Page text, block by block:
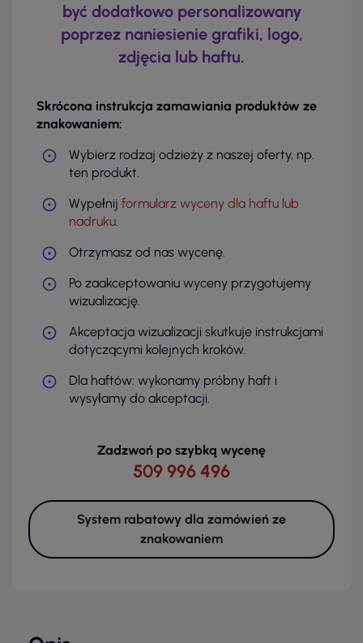
być dodatkowo personalizowany
poprzez naniesienie grafiki, logo,
zdjęcia lub haftu.
Skrócona instrukcja zamawiania produktów ze
znakowaniem:
Wybierz rodzaj odzieży z naszej oferty, np.
ten produkt.
Wypełnij formularz wyceny dla haftu lub
nadruku.
Otrzymasz od nas wycenę.
Po zaakceptowaniu wyceny przygotujemy
wizualizację.
Akceptacja wizualizacji skutkuje instrukcjami
dotyczącymi kolejnych kroków.
Dla haftów: wykonamy próbny haft i
wysyłamy do akceptacji.
Zadzwoń po szybką wycenę
509 996 496
System rabatowy dla zamówień ze
znakowaniem